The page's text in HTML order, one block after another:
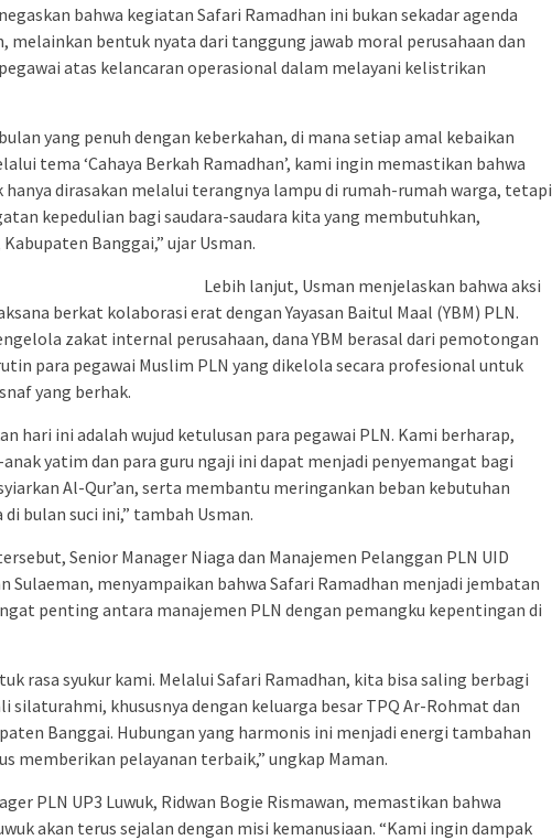
bahwa kegiatan Safari Ramadhan ini bukan sekadar agenda
melainkan bentuk nyata dari tanggung jawab moral perusahaan dan
atas kelancaran operasional dalam melayani kelistrikan
yang penuh dengan keberkahan, di mana setiap amal kebaikan
tema ‘Cahaya Berkah Ramadhan’, kami ingin memastikan bahwa
hanya dirasakan melalui terangnya lampu di rumah-rumah warga, tetapi
kepedulian bagi saudara-saudara kita yang membutuhkan,
Banggai,” ujar Usman.
Lebih lanjut, Usman menjelaskan bahwa aksi
berkat kolaborasi erat dengan Yayasan Baitul Maal (YBM) PLN.
zakat internal perusahaan, dana YBM berasal dari pemotongan
para pegawai Muslim PLN yang dikelola secara profesional untuk
yang berhak.
hari ini adalah wujud ketulusan para pegawai PLN. Kami berharap,
yatim dan para guru ngaji ini dapat menjadi penyemangat bagi
Al-Qur’an, serta membantu meringankan beban kebutuhan
bulan suci ini,” tambah Usman.
Senior Manager Niaga dan Manajemen Pelanggan PLN UID
Sulaeman, menyampaikan bahwa Safari Ramadhan menjadi jembatan
penting antara manajemen PLN dengan pemangku kepentingan di
rasa syukur kami. Melalui Safari Ramadhan, kita bisa saling berbagi
silaturahmi, khususnya dengan keluarga besar TPQ Ar-Rohmat dan
Banggai. Hubungan yang harmonis ini menjadi energi tambahan
memberikan pelayanan terbaik,” ungkap Maman.
PLN UP3 Luwuk, Ridwan Bogie Rismawan, memastikan bahwa
akan terus sejalan dengan misi kemanusiaan. “Kami ingin dampak